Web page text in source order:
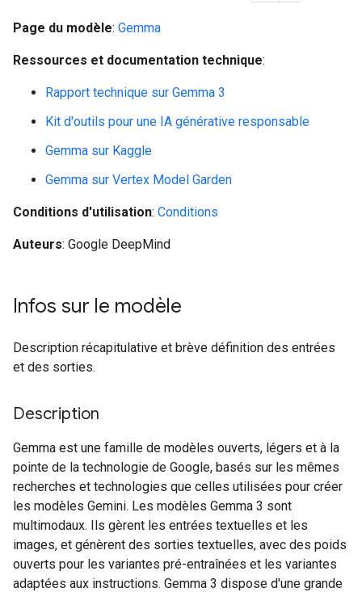
Page du modèle: Gemma
Ressources et documentation technique:
Rapport technique sur Gemma 3
Kit d'outils pour une IA générative responsable
Gemma sur Kaggle
Gemma sur Vertex Model Garden
Conditions d'utilisation: Conditions
Auteurs: Google DeepMind
Infos sur le modèle
Description récapitulative et brève définition des entrées
et des sorties.
Description
Gemma est une famille de modèles ouverts, légers et à la
pointe de la technologie de Google, basés sur les mêmes
recherches et technologies que celles utilisées pour créer
les modèles Gemini. Les modèles Gemma 3 sont
multimodaux. Ils gèrent les entrées textuelles et les
images, et génèrent des sorties textuelles, avec des poids
ouverts pour les variantes pré-entraînées et les variantes
adaptées aux instructions. Gemma 3 dispose d'une grande